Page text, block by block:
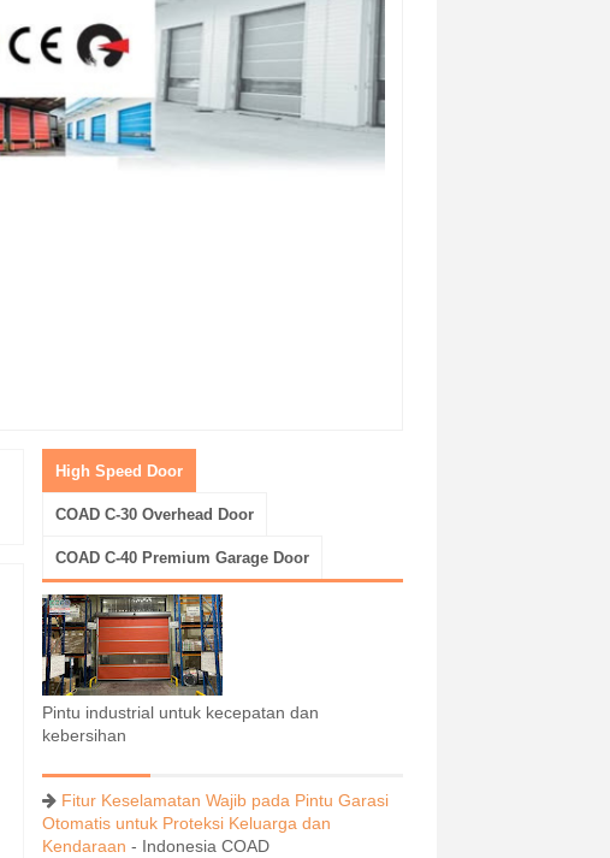
High Speed Door
COAD C-30 Overhead Door
COAD C-40 Premium Garage Door
Pintu industrial untuk kecepatan dan
kebersihan
Fitur Keselamatan Wajib pada Pintu Garasi
Otomatis untuk Proteksi Keluarga dan
Kendaraan - Indonesia COAD